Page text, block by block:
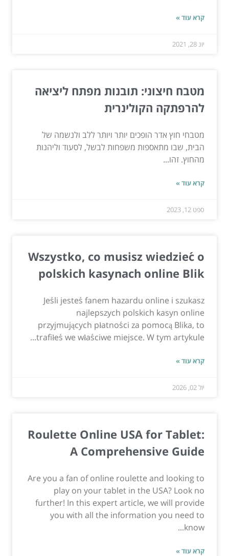
קרא עוד »
יונ 28, 2021
מטבח חיצוני: תובנות מפתח ליציאה
להרפתקה הקולינרית
מטבחי חוץ אדר הופכים יותר ויותר ללב ולנשמה של
הבית, שבו מתאספות משפחות לבשל, לסעוד וליהנות
מהחוץ. זהו...
קרא עוד »
ספט 12, 2023
Wszystko, co musisz wiedzieć o
polskich kasynach online Blik
Jeśli jesteś fanem hazardu online i szukasz
najlepszych polskich kasyn online
przyjmujących płatności za pomocą Blika, to
trafiłeś we właściwe miejsce. W tym artykule...
קרא עוד »
יול 02, 2026
Roulette Online USA for Tablet:
A Comprehensive Guide
Are you a fan of online roulette and looking to
play on your tablet in the USA? Look no
further! In this expert article, we will provide
you with all the information you need to
know...
קרא עוד »